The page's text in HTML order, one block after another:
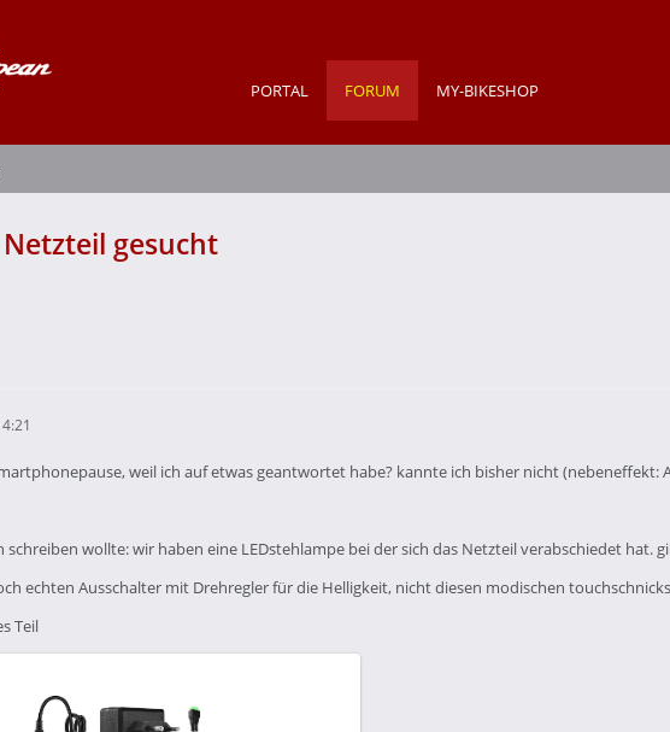
PORTAL FORUM MY-BIKESHOP
gesucht
weil ich auf etwas geantwortet habe? kannte ich bisher nicht (nebeneffekt:
schreiben wollte: wir haben eine LEDstehlampe bei der sich das Netzteil verabschiedet hat.
echten Ausschalter mit Drehregler für die Helligkeit, nicht diesen modischen
Teil